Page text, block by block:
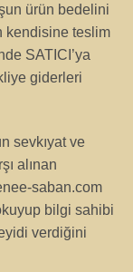
ürün bedelini
kendisine teslim
SATICI’ya
giderleri
sevkıyat ve
alınan
saban.com
bilgi sahibi
verdiğini